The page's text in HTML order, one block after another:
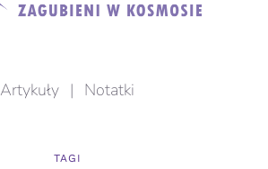
Artykuły | Notatki
TAGI